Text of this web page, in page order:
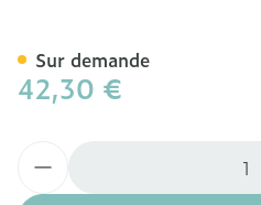
42,30 €
Sur demande